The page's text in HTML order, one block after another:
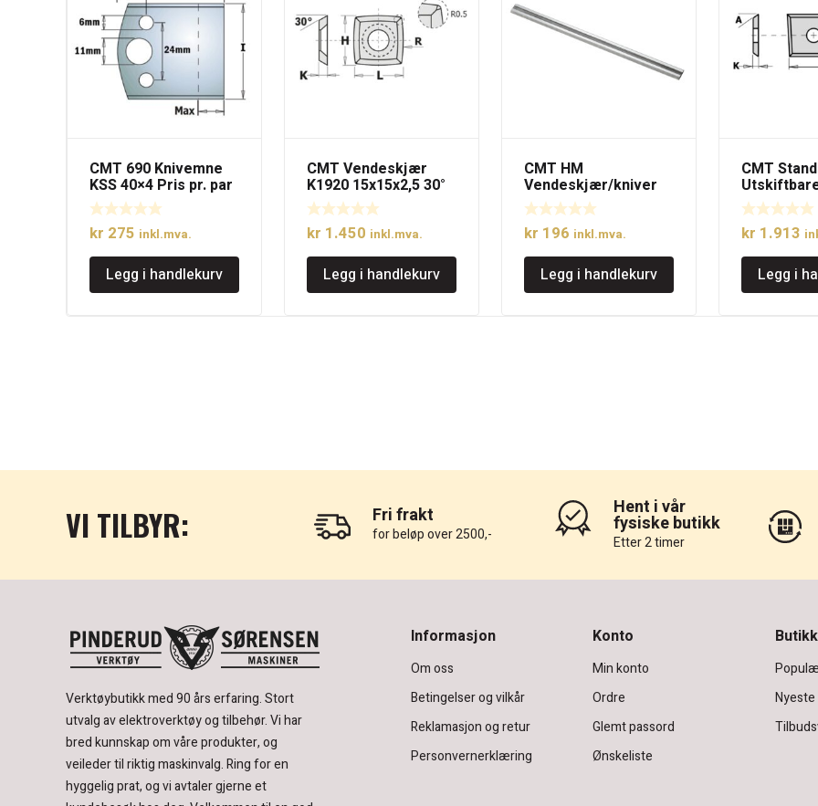
CMT 690 Knivemne
KSS 40×4 Pris pr. par
kr 275 inkl.mva.
Legg i handlekurv
CMT Vendeskjær
K1920 15x15x2,5 30°
R=150, 10stk.
kr 1.450 inkl.mva.
Legg i handlekurv
CMT HM
Vendeskjær/kniver
78×5,5×1,1mm
kr 196 inkl.mva.
Legg i handlekurv
CMT
4
kr 1.913
Legg i
VI TILBYR: Fri frakt
for beløp over 2500,-
Hent i vår
fysiske butikk
Etter 2 timer
Verktøybutikk med 90 års erfaring.Stort
utvalg av elektroverktøy og tilbehør.Vi har
bred kunnskap om våre produkter, og
veileder til riktig maskinvalg. Ring for en
hyggelig prat, og vi avtaler gjerne et
Informasjon
Om oss
Betingelser og vilkår
Reklamasjon og retur
Personvernerklæring
Konto
Min konto
Ordre
Glemt passord
Ønskeliste
Butikk